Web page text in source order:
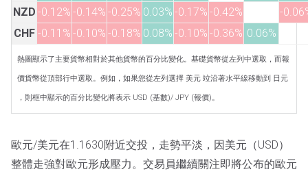
NZD -0.12% -0.14% -0.25% 0.03% -0.17% -0.42%
-
CHF -0.11% -0.10% -0.18% 0.08% -0.10% -0.36% 0.06%
熱圖顯示了主要貨幣相對於其他貨幣的百分比變化。基礎貨幣從左列中選取，而報
價貨幣從頂部行中選取。例如，如果您從左列選擇 美元 竝沿著水平線移動到 日元
，則框中顯示的百分比變化將表示 USD (基數)/ JPY (報價)。
歐元/美元在1.1630附近交投，走勢平淡，因美元（USD）
整體走強對歐元形成壓力。交易員繼續關注即將公布的歐元